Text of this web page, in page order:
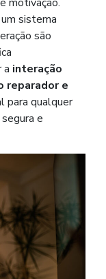
sistema
são
a interação
reparador e
para qualquer
e